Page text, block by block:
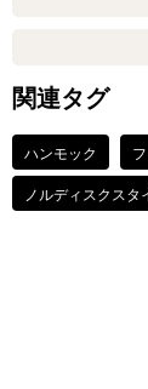
関連タグ
ハンモック
ノルディスクスタ